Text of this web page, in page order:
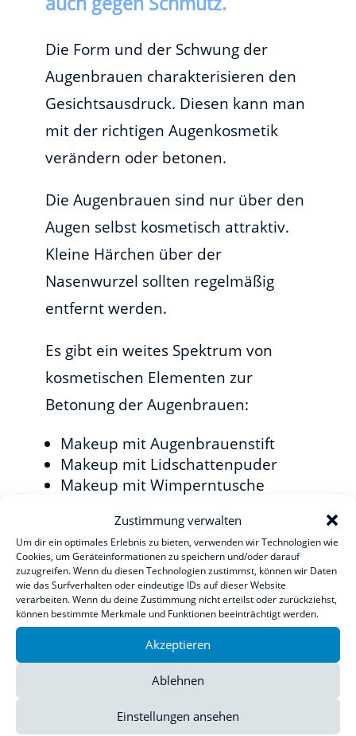
Zustimmung verwalten
Um dir ein optimales Erlebnis zu bieten, verwenden wir Technologien wie
Cookies, um Geräteinformationen zu speichern und/oder darauf
zuzugreifen. Wenn du diesen Technologien zustimmst, können wir Daten
wie das Surfverhalten oder eindeutige IDs auf dieser Website
verarbeiten. Wenn du deine Zustimmung nicht erteilst oder zurückziehst,
können bestimmte Merkmale und Funktionen beeinträchtigt werden.
Akzeptieren
Ablehnen
Einstellungen ansehen
Die Form und der Schwung der
Augenbrauen charakterisieren den
Gesichtsausdruck. Diesen kann man
mit der richtigen Augenkosmetik
verändern oder betonen.
Die Augenbrauen sind nur über den
Augen selbst kosmetisch attraktiv.
Kleine Härchen über der
Nasenwurzel sollten regelmäßig
entfernt werden.
Es gibt ein weites Spektrum von
kosmetischen Elementen zur
Betonung der Augenbrauen:
Makeup mit Augenbrauenstift
Makeup mit Lidschattenpuder
Makeup mit Wimperntusche
Färben (wie Kopfhaar)
Tätowieren
Die Methode der Wahl hängt von der
gewünschten Wirkung ab. Will man
nur vorübergehend seine
Augenbrauen betonen, so wird man
Sehr einfach zu handhaben ist der